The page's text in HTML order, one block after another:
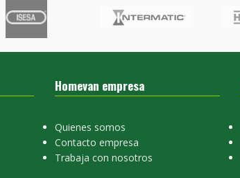
Homevan empresa
Quienes somos
Contacto empresa
Trabaja con nosotros